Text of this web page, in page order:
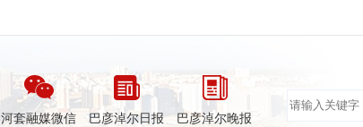
河套融媒微信
巴彦淖尔日报
巴彦淖尔晚报